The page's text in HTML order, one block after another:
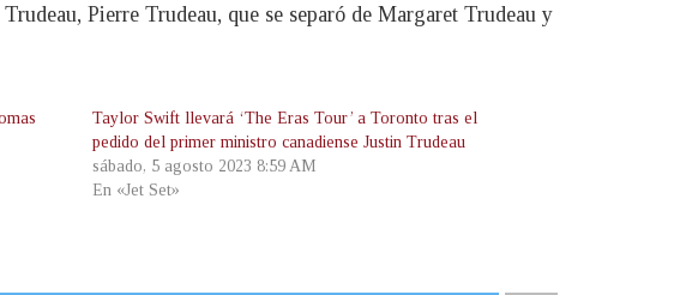
Pierre Trudeau, que se separó de Margaret Trudeau y
Taylor Swift llevará ‘The Eras Tour’ a Toronto tras el
pedido del primer ministro canadiense Justin Trudeau
sábado, 5 agosto 2023 8:59 AM
En «Jet Set»